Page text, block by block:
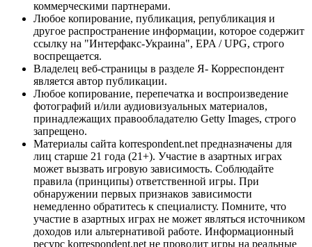
коммерческими партнерами.
Любое копирование, публикация, републикация и
другое распространение информации, которое содержит
ссылку на "Интерфакс-Украина", EPA / UPG, строго
воспрещается.
Владелец веб-страницы в разделе Я- Корреспондент
является автор публикации.
Любое копирование, перепечатка и воспроизведение
фотографий и/или аудиовизуальных материалов,
принадлежащих правообладателю Getty Images, строго
запрещено.
Материалы сайта korrespondent.net предназначены для
лиц старше 21 года (21+). Участие в азартных играх
может вызвать игровую зависимость. Соблюдайте
правила (принципы) ответственной игры. При
обнаружении первых признаков зависимости
немедленно обратитесь к специалисту. Помните, что
участие в азартных играх не может являться источником
доходов или альтернативой работе. Информационный
ресурс korrespondent.net не проводит игры на реальные